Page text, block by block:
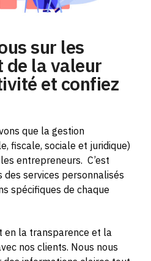
sur les
de la valeur
et confiez
que la gestion
fiscale, sociale et juridique)
entrepreneurs. C’est
services personnalisés
spécifiques de chaque
en la transparence et la
nos clients. Nous nous